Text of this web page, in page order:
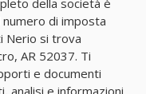
di imposta
Nerio si trova
AR 52037. Ti
e documenti
analisi e informazioni